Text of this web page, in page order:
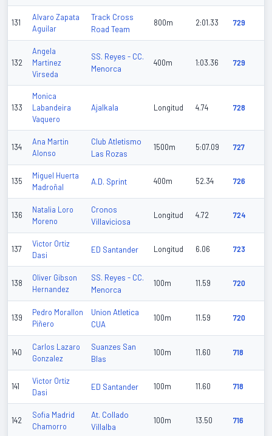
131
Alvaro Zapata
Aguilar
Track Cross
Road Team
800m 2:01.33 729
132
Angela
Martinez
Virseda
SS. Reyes - CC.
Menorca
400m 1:03.36 729
133
Monica
Labandeira
Vaquero
Ajalkala Longitud 4.74 728
134
Ana Martin
Alonso
Club Atletismo
Las Rozas
1500m 5:07.09 727
135
Miguel Huerta
Madroñal
A.D. Sprint 400m 52.34 726
136
Natalia Loro
Moreno
Cronos
Villaviciosa
Longitud 4.72 724
137
Victor Ortiz
Dasi
ED Santander Longitud 6.06 723
138
Oliver Gibson
Hernandez
SS. Reyes - CC.
Menorca
100m 11.59 720
139
Pedro Morallon
Piñero
Union Atletica
CUA
100m 11.59 720
140
Carlos Lazaro
Gonzalez
Suanzes San
Blas
100m 11.60 718
141
Victor Ortiz
Dasi
ED Santander 100m 11.60 718
142
Sofia Madrid
Chamorro
At. Collado
Villalba
100m 13.50 716